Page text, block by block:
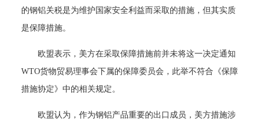
的钢铝关税是为维护国家安全利益而采取的措施，但其实质
是保障措施。
欧盟表示，美方在采取保障措施前并未将这一决定通知
WTO货物贸易理事会下属的保障委员会，此举不符合《保障
措施协定》中的相关规定。
欧盟认为，作为钢铝产品重要的出口成员，美方措施涉